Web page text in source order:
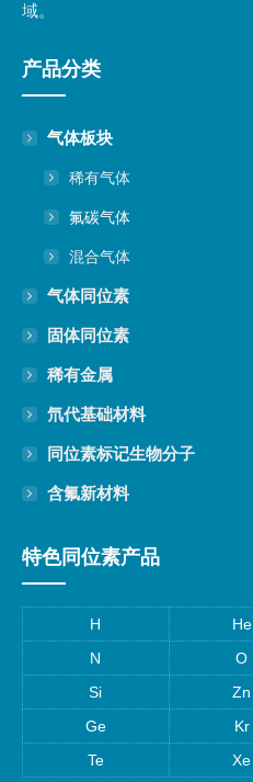
域。
产品分类
气体板块
稀有气体
氟碳气体
混合气体
气体同位素
固体同位素
稀有金属
氘代基础材料
同位素标记生物分子
含氟新材料
特色同位素产品
H He
N
O
Si
Zn
Ge
Kr
Te
Xe